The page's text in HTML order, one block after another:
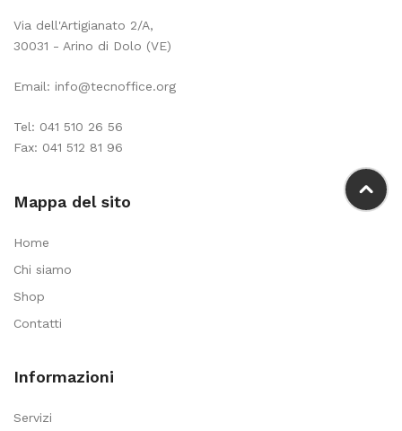
Via dell'Artigianato 2/A,
30031 - Arino di Dolo (VE)
Email: info@tecnoffice.org
Tel: 041 510 26 56
Fax: 041 512 81 96
Mappa del sito
Home
Chi siamo
Shop
Contatti
Informazioni
Servizi